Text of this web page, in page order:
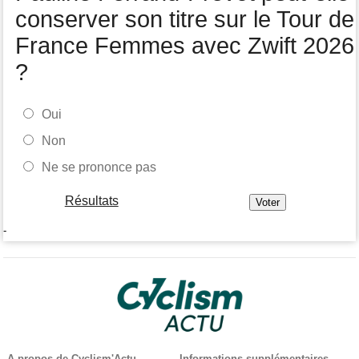
Felix Gall : "L'objectif ? Conserver ce maillot de leader"
conserver son titre sur le Tour de
France Femmes avec Zwift 2026
?
Oui
Non
Ne se prononce pas
Résultats
-